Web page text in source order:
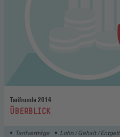
Tarifrunde 2014
:ÜBERBLICK
Tarifverträge Lohn / Gehalt / Entgelt